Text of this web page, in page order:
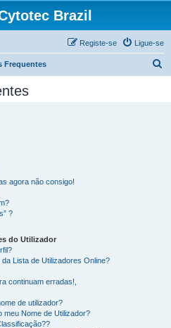
Brazil
Ligue-se
Registe-se
Frequentes
agora não consigo!
?
do Utilizador
Lista de Utilizadores Online?
continuam erradas!,
de utilizador?
meu Nome de Utilizador?